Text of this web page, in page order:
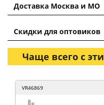
Доставка Москва и МО
Скидки для оптовиков
Чаще всего с
VR46869